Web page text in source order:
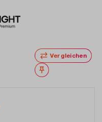
Vergleichen
Merken